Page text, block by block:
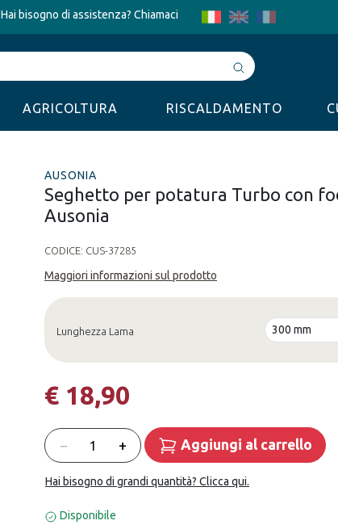
Hai bisogno di assistenza? Chiamaci
Avvia
ricerca
AGRICOLTURA RISCALDAMENTO
AUSONIA
Seghetto per potatura Turbo con
Ausonia
CODICE: CUS-37285
Maggiori informazioni sul prodotto
Lunghezza Lama
€ 18,90
Quantità
− + Aggiungi al carrello
Hai bisogno di grandi quantità? Clicca qui.
Disponibile